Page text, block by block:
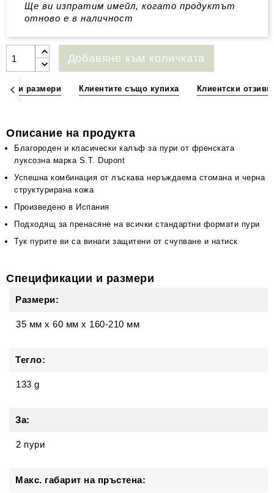
Ще ви изпратим имейл, когато продуктът
отново е в наличност
Добавяне към количката
и размери Клиентите също купиха Клиентски отзиви
Описание на продукта
Благороден и класически калъф за пури от френската
луксозна марка S.T. Dupont
Успешна комбинация от лъскава неръждаема стомана и черна
структурирана кожа
Произведено в Испания
Подходящ за пренасяне на всички стандартни формати пури
Тук пурите ви са винаги защитени от счупване и натиск
Спецификации и размери
Размери:
35 мм x 60 мм x 160-210 мм
Тегло:
133 g
За:
2 пури
Макс. габарит на пръстена: